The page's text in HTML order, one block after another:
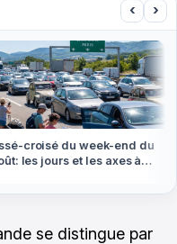
‹ ›
croisé du week-end du
les jours et les axes à
se distingue par